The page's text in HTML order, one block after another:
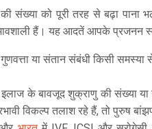
संख्या को पूरी तरह से बढ़ा
हैं। यह आदतें आपके प्रजनन
या संतान संबंधी किसी
के बावजूद शुक्राणु की संख्या या
विकल्प तलाश रहे हैं, तो पुरुष